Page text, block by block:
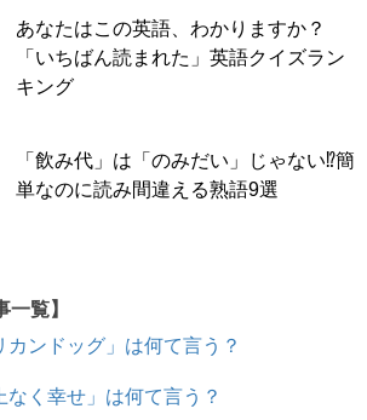
あなたはこの英語、わかりますか？
「いちばん読まれた」英語クイズラン
キング
「飲み代」は「のみだい」じゃない⁉簡
単なのに読み間違える熟語9選
一覧】
カンドッグ」は何て言う？
なく幸せ」は何て言う？